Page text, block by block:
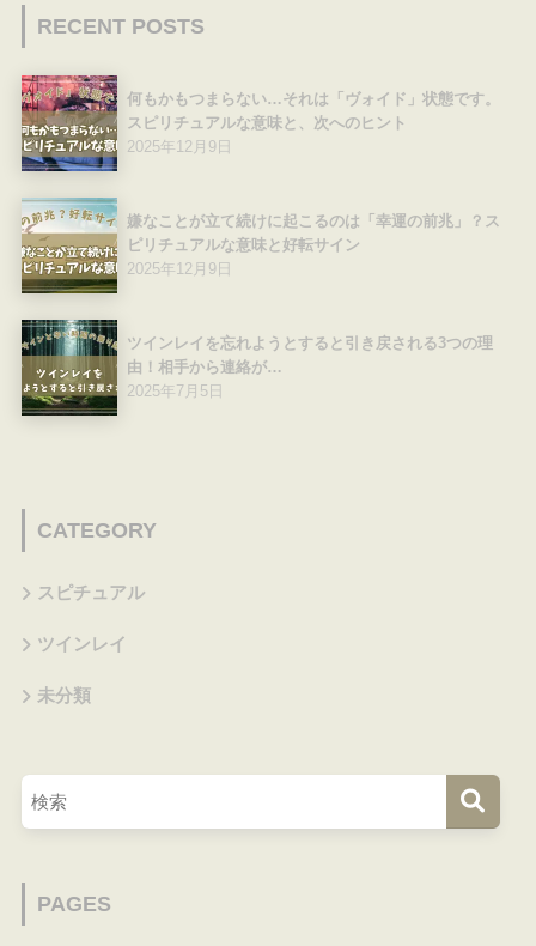
RECENT POSTS
何もかもつまらない…それは「ヴォイド」状態です。
スピリチュアルな意味と、次へのヒント
2025年12月9日
嫌なことが立て続けに起こるのは「幸運の前兆」？ス
ピリチュアルな意味と好転サイン
2025年12月9日
ツインレイを忘れようとすると引き戻される3つの理
由！相手から連絡が…
2025年7月5日
CATEGORY
スピチュアル
ツインレイ
未分類
PAGES